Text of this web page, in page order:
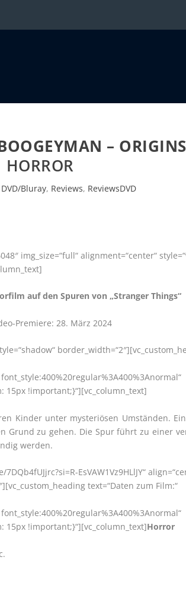
–
HORROR
DVD/Bluray, Reviews, ReviewsDVD
img_size=“full“ alignment=“center“
auf den Spuren von „Stranger Things“
Premiere: 28. März 2024
15px !important;}“][vc_column_text]
Kinder unter mysteriösen Umständen.
Grund zu gehen. Die Spur führt zu einer
werden.
EsVAW1Vz9HLlJY“
text=“Daten zum Film:“
15px !important;}“][vc_column_text]Horror